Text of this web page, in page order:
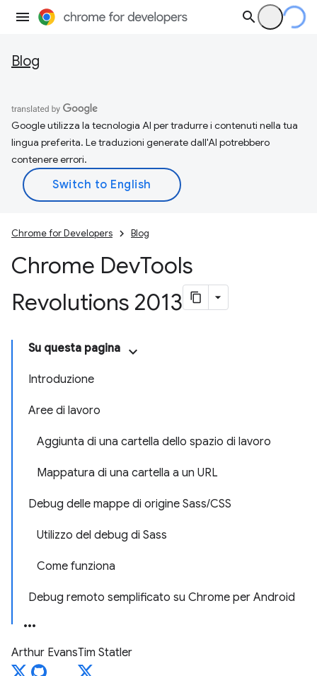
Blog
Google utilizza la tecnologia AI per tradurre i contenuti nella tua
lingua preferita. Le traduzioni generate dall'AI potrebbero
contenere errori.
Chrome for Developers Blog
Chrome DevTools
Revolutions 2013
Su questa pagina
Introduzione
Aree di lavoro
Aggiunta di una cartella dello spazio di lavoro
Mappatura di una cartella a un URL
Debug delle mappe di origine Sass/CSS
Utilizzo del debug di Sass
Come funziona
Debug remoto semplificato su Chrome per Android
Arthur EvansTim Statler